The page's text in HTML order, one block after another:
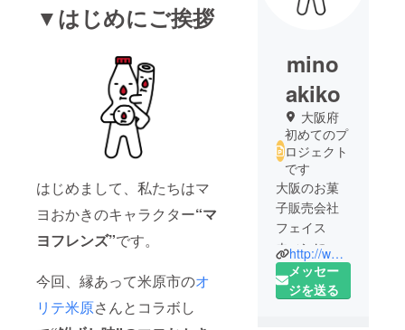
▼はじめにご挨拶
はじめまして、私たちはマ
ヨおかきのキャラクター“マ
ヨフレンズ”です。
今回、縁あって米原市のオ
リテ米原さんとコラボし
mino
akiko
大阪府
初めてのプ
ロジェクト
です
大阪のお菓
子販売会社
フェイス
ウィンに勤
務。“マヨお
かき”の大阪
http://www.faithwin.com/
メッセー
ジを送る